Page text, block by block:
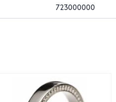
723000000